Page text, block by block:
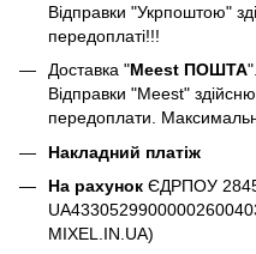
Відправки "Укрпоштою"
передоплаті!!!
Доставка "Meest ПОШТА".
Відправки "Meest"
передоплати.
Накладний платіж
На рахунок ЄДРПОУ
MIXEL.IN.UA)